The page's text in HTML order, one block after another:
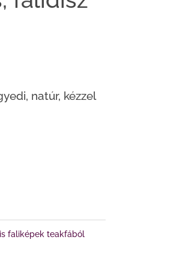
natúr, kézzel
faliképek teakfából